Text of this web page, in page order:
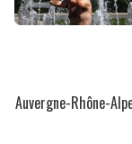
Auvergne-Rhône-